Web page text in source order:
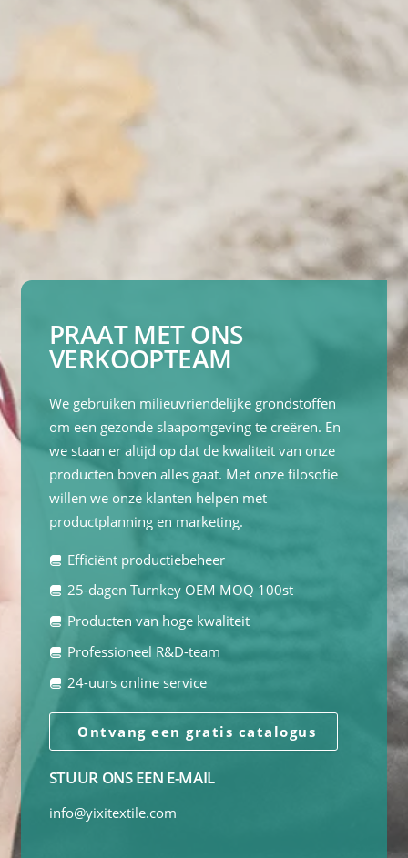
PRAAT MET ONS
VERKOOPTEAM
We gebruiken milieuvriendelijke grondstoffen
om een gezonde slaapomgeving te creëren. En
we staan er altijd op dat de kwaliteit van onze
producten boven alles gaat. Met onze filosofie
willen we onze klanten helpen met
productplanning en marketing.
Efficiënt productiebeheer
25-dagen Turnkey OEM MOQ 100st
Producten van hoge kwaliteit
Professioneel R&D-team
24-uurs online service
Ontvang een gratis catalogus
STUUR ONS EEN E-MAIL
info@yixitextile.com